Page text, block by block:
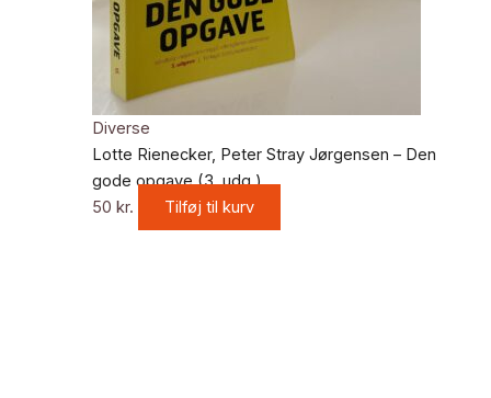
Diverse
Lotte Rienecker, Peter Stray Jørgensen – Den
gode opgave (3. udg.)
50 kr. Tilføj til kurv